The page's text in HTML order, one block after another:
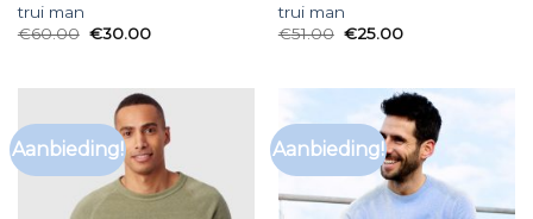
trui man
€60.00 €30.00
trui man
€51.00 €25.00
Aanbieding! Aanbieding!